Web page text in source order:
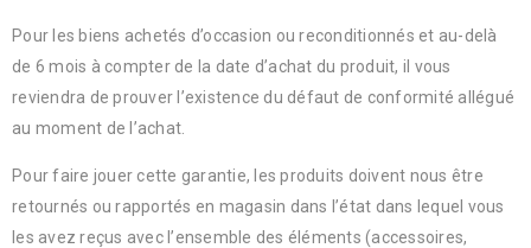
Pour les biens achetés d’occasion ou reconditionnés et au-delà
de 6 mois à compter de la date d’achat du produit, il vous
reviendra de prouver l’existence du défaut de conformité allégué
au moment de l’achat.
Pour faire jouer cette garantie, les produits doivent nous être
retournés ou rapportés en magasin dans l’état dans lequel vous
les avez reçus avec l’ensemble des éléments (accessoires,